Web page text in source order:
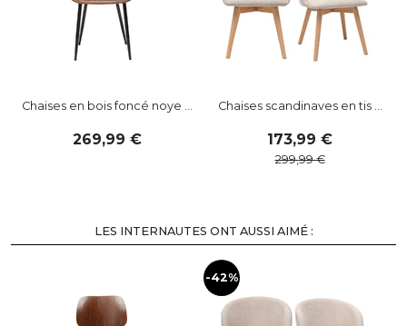
Chaises en bois foncé noye ...
269,99
Chaises scandinaves en tis ...
173,99
299,99
LES INTERNAUTES ONT AUSSI AIMÉ :
-42%